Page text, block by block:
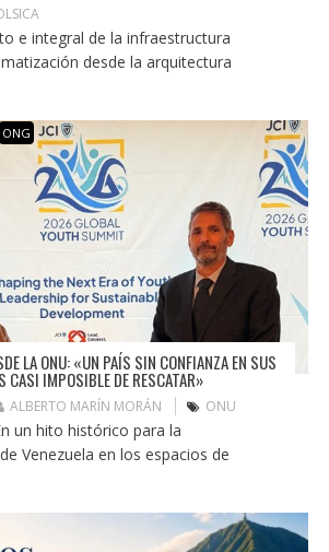
e integral de la infraestructura
desde la arquitectura
ONG
LA ONU: «UN PAÍS SIN CONFIANZA EN SUS
CASI IMPOSIBLE DE RESCATAR»
ALBERTO MARÍN MORÁN ONU
un hito histórico para la
Venezuela en los espacios de